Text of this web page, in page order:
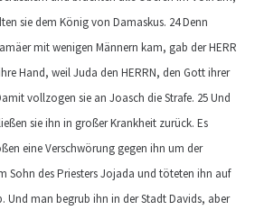
sie dem König von Damaskus. 24 Denn
mit wenigen Männern kam, gab der HERR
Hand, weil Juda den HERRN, den Gott ihrer
vollzogen sie an Joasch die Strafe. 25 Und
sie ihn in großer Krankheit zurück. Es
eine Verschwörung gegen ihn um der
Sohn des Priesters Jojada und töteten ihn auf
Und man begrub ihn in der Stadt Davids, aber